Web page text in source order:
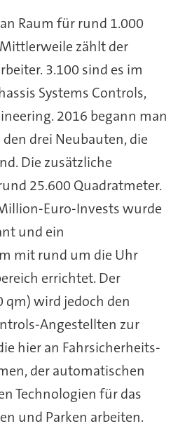
Raum für rund 1.000
zählt der
3.100 sind es im
Systems Controls,
2016 begann man
drei Neubauten, die
Die zusätzliche
25.600 Quadratmeter.
Euro-Invests wurde
und ein
mit rund um die Uhr
errichtet. Der
qm) wird jedoch den
Angestellten zur
hier an Fahrsicherheits-
der automatischen
Technologien für das
und Parken arbeiten.